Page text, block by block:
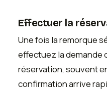
Effectuer la
Une fois la remorque
effectuez la demande
réservation, souvent
confirmation arrive